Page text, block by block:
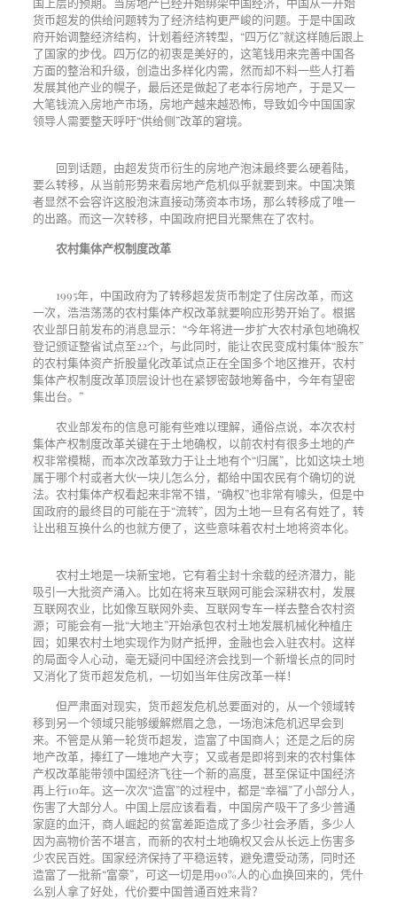
货币超发的供给问题转为了经济结构更严峻的问题。于是中国政
府开始调整经济结构，计划着经济转型， “四万亿”就这样随后跟上
了国家的步伐。四万亿的初衷是美好的，这笔钱用来完善中国各
方面的整治和升级，创造出多样化内需，然而却不料一些人打着
发展其他产业的幌子，最后还是做起了老本行房地产，于是又一
大笔钱流入房地产市场，房地产越来越恐怖，导致如今中国国家
领导人需要整天呼吁“供给侧”改革的窘境。
回到话题，由超发货币衍生的房地产泡沫最终要么硬着陆，
要么转移，从当前形势来看房地产危机似乎就要到来。中国决策
者显然不会容许这股泡沫直接动荡资本市场，那么转移成了唯一
的出路。而这一次转移，中国政府把目光聚焦在了农村。
农村集体产权制度改革
1995年，中国政府为了转移超发货币制定了住房改革，而这
一次，浩浩荡荡的农村集体产权改革就要响应形势开始了。根据
农业部日前发布的消息显示： “今年将进一步扩大农村承包地确权
登记颁证整省试点至22个，与此同时，能让农民变成村集体“股东”
的农村集体资产折股量化改革试点正在全国多个地区推开，农村
集体产权制度改革顶层设计也在紧锣密鼓地筹备中，今年有望密
集出台。 ”
农业部发布的信息可能有些难以理解，通俗点说，本次农村
集体产权制度改革关键在于土地确权，以前农村有很多土地的产
权非常模糊，而本次改革致力于让土地有个“归属”，比如这块土地
属于哪个村或者大伙一块儿怎么分，都给中国农民有个确切的说
法。农村集体产权看起来非常不错， “确权”也非常有噱头，但是中
国政府的最终目的可能在于“流转”，因为土地一旦有名有姓了，转
让出租互换什么的也就方便了，这些意味着农村土地将资本化。
农村土地是一块新宝地，它有着尘封十余载的经济潜力，能
吸引一大批资产涌入。比如在将来互联网可能会深耕农村，发展
互联网农业，比如像互联网外卖、互联网专车一样去整合农村资
源；可能会有一批“大地主”开始承包农村土地发展机械化种植庄
园；如果农村土地实现作为财产抵押，金融也会入驻农村。这样
的局面令人心动，毫无疑问中国经济会找到一个新增长点的同时
又消化了货币超发危机，一切如当年住房改革一样！
但严肃面对现实，货币超发危机总要面对的，从一个领域转
移到另一个领域只能够缓解燃眉之急，一场泡沫危机迟早会到
来。不管是从第一轮货币超发，造富了中国商人；还是之后的房
地产改革，捧红了一堆地产大亨；又或者是即将到来的农村集体
产权改革能带领中国经济飞往一个新的高度，甚至保证中国经济
再上行10年。这一次次“造富”的过程中，都是“幸福”了小部分人，
伤害了大部分人。中国上层应该看看，中国房产吸干了多少普通
家庭的血汗，商人崛起的贫富差距造成了多少社会矛盾，多少人
因为高物价苦不堪言，而新的农村土地确权又会从长远上伤害多
少农民百姓。国家经济保持了平稳运转，避免遭受动荡，同时还
造富了一批新“富豪”，可这一切是用90%人的心血换回来的，凭什
么别人拿了好处，代价要中国普通百姓来背？